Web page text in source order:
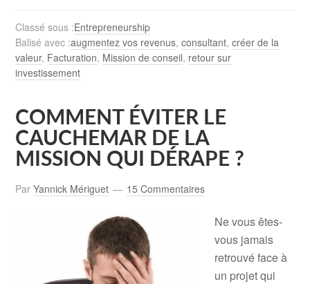
Classé sous :Entrepreneurship
Balisé avec :augmentez vos revenus,consultant,créer de la
valeur, Facturation, Mission de conseil, retour sur
investissement
COMMENT ÉVITER LE
CAUCHEMAR DE LA
MISSION QUI DÉRAPE ?
ParYannick Mériguet 15 Commentaires
Ne vous êtes-
vous jamais
retrouvé face à
un projet qui